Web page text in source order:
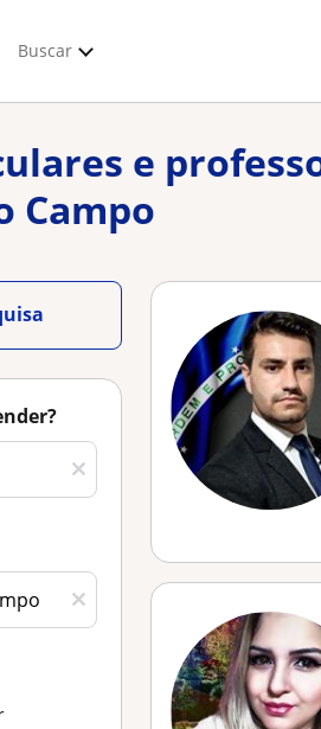
Buscar
e
Campo